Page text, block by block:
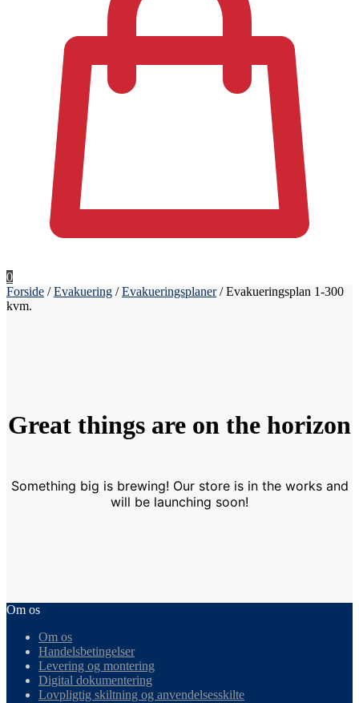
0
Forside /Evakuering /Evakueringsplaner/Evakueringsplan 1-300
kvm.
Great things are on the horizon
Something big is brewing! Our store is in the works and
will be launching soon!
Om os
Om os
Handelsbetingelser
Levering og montering
Digital dokumentering
Lovpligtig skiltning og anvendelsesskilte